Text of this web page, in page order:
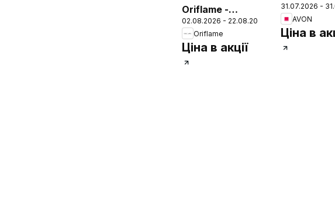
Oriflame -
Каталог 11
02.08.2026 - 22.08.2026
Oriflame
Ціна в акції
Каталог
СЕРПЕНЬ
31.07.2026 -
AVON
Ціна в